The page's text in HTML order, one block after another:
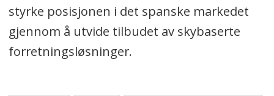
styrke posisjonen i det spanske markedet
gjennom å utvide tilbudet av skybaserte
forretningsløsninger.